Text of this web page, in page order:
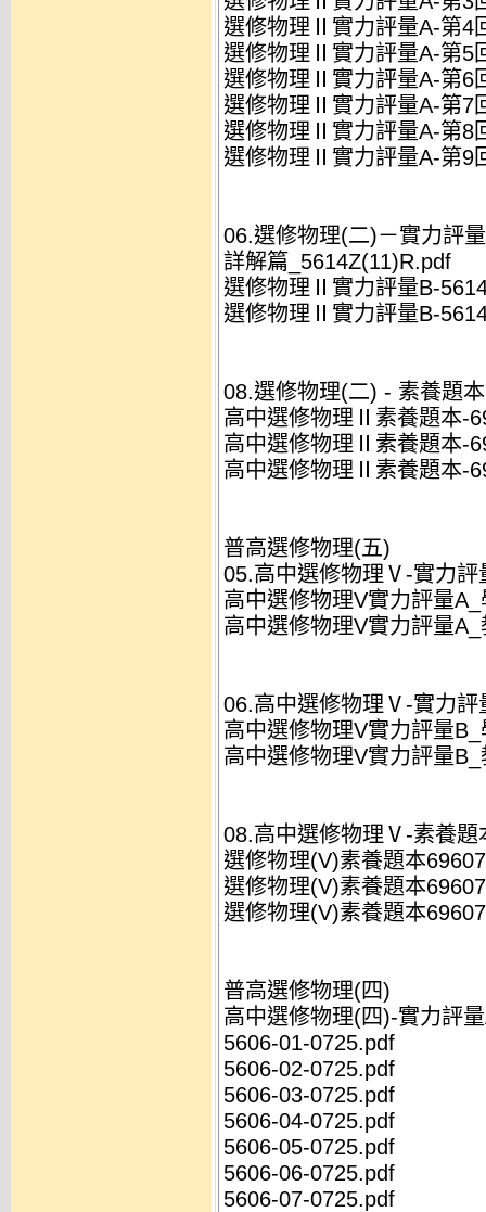
選修物理Ⅱ實力評量A-第4
選修物理Ⅱ實力評量A-第5
選修物理Ⅱ實力評量A-第6
選修物理Ⅱ實力評量A-第7
選修物理Ⅱ實力評量A-第8
選修物理Ⅱ實力評量A-第9
06.選修物理(二)－實力評
詳解篇_5614Z(11)R.pdf
選修物理Ⅱ實力評量B-
選修物理Ⅱ實力評量B-
08.選修物理(二) - 素養題
高中選修物理Ⅱ素養題本-
高中選修物理Ⅱ素養題本-
高中選修物理Ⅱ素養題本-
普高選修物理(五)
05.高中選修物理Ⅴ-實力評
高中選修物理V實力評量
高中選修物理V實力評量
06.高中選修物理Ⅴ-實力評
高中選修物理V實力評量
高中選修物理V實力評量
08.高中選修物理Ⅴ-素養題
選修物理(V)素養題本
選修物理(V)素養題本
選修物理(V)素養題本
普高選修物理(四)
高中選修物理(四)-實力評
5606-01-0725.pdf
5606-02-0725.pdf
5606-03-0725.pdf
5606-04-0725.pdf
5606-05-0725.pdf
5606-06-0725.pdf
5606-07-0725.pdf